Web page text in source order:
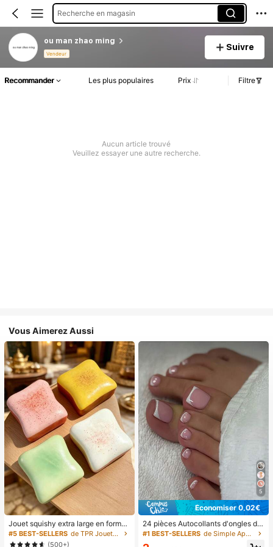
Recherche en magasin
ou man zhao ming
Vendeur
Suivre
Recommander Les plus populaires Prix Filtre
Aucun article trouvé
Veuillez essayer une autre recherche.
Vous Aimerez Aussi
Jouet squishy extra large en forme
de toast, jouet anti-stress super do
ux en beurre de toast, disponible en
#5 BEST-SELLERS
de TPR Jouets amusants et fantaisie pour adolescen
(500+)
5
Économiser 0,02€
24 pièces Autocollants d'ongles d'o
rteil carrés pour créer de nouveaux
designs d'ongles ! Base nude rétro
#1 BEST-SELLERS de Simple Appuyez sur les faux ongles